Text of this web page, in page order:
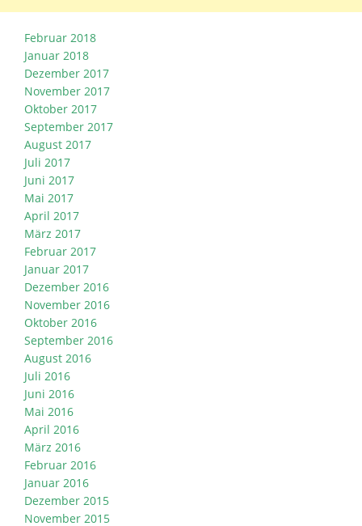
Februar 2018
Januar 2018
Dezember 2017
November 2017
Oktober 2017
September 2017
August 2017
Juli 2017
Juni 2017
Mai 2017
April 2017
März 2017
Februar 2017
Januar 2017
Dezember 2016
November 2016
Oktober 2016
September 2016
August 2016
Juli 2016
Juni 2016
Mai 2016
April 2016
März 2016
Februar 2016
Januar 2016
Dezember 2015
November 2015